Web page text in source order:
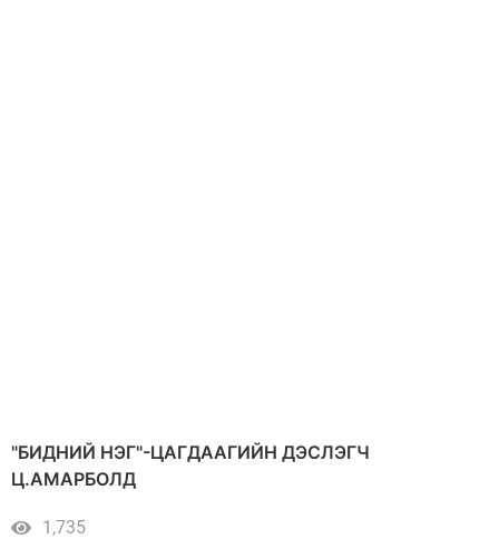
"БИДНИЙ НЭГ"-ЦАГДААГИЙН ДЭСЛЭГЧ
Ц.АМАРБОЛД
1,735